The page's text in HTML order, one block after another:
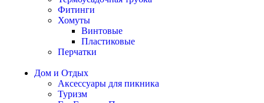
Фитинги
Хомуты
Винтовые
Пластиковые
Перчатки
Дом и Отдых
Аксессуары для пикника
Туризм